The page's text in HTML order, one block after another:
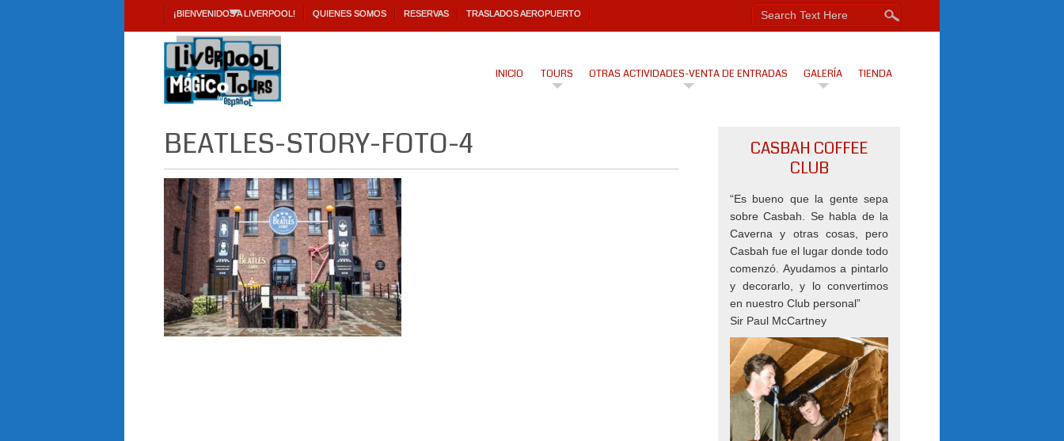
¡BIENVENIDOS A LIVERPOOL! QUIENES SOMOS RESERVAS TRASLADOS AEROPUERTO
INICIO TOURS OTRAS ACTIVIDADES-VENTA DE ENTRADAS GALERÍA TIENDA
BEATLES-STORY-FOTO-4
CASBAH COFFEE
CLUB
“Es bueno que la gente sepa
sobre Casbah. Se habla de la
Caverna y otras cosas, pero
Casbah fue el lugar donde todo
comenzó. Ayudamos a pintarlo
y decorarlo, y lo convertimos
en nuestro Club personal”
Sir Paul McCartney